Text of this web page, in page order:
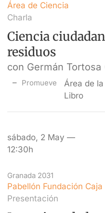
Área de Ciencia
Charla
Ciencia
residuos
con Germán Tortosa
Promueve
Área de
Libro
sábado, 2 May —
12:30h
Granada 2031
Pabellón Fundación
Presentación